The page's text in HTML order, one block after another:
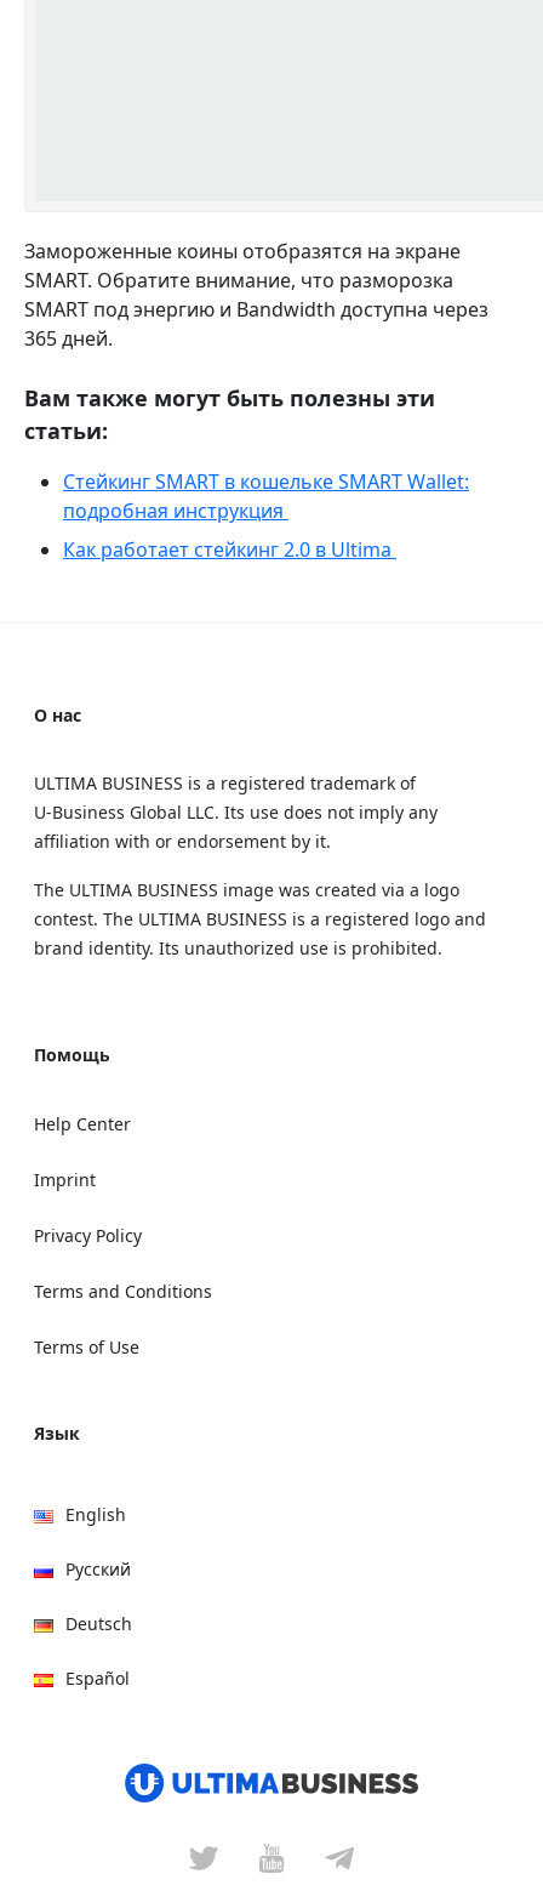
Замороженные коины отобразятся на экране
SMART. Обратите внимание, что разморозка
SMART под энергию и Bandwidth доступна через
365 дней.
Вам также могут быть полезны эти
статьи:
Стейкинг SMART в кошельке SMART Wallet:
подробная инструкция
Как работает стейкинг 2.0 в Ultima
О нас
ULTIMA BUSINESS is a registered trademark of
U‑Business Global LLC. Its use does not imply any
affiliation with or endorsement by it.
The ULTIMA BUSINESS image was created via a logo
contest. The ULTIMA BUSINESS is a registered logo and
brand identity. Its unauthorized use is prohibited.
Помощь
Help Center
Imprint
Privacy Policy
Terms and Conditions
Terms of Use
Язык
English
Русский
Deutsch
Español